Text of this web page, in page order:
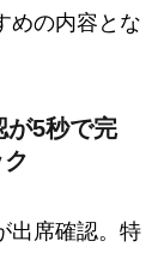
めの内容とな
が5秒で完
出席確認。特